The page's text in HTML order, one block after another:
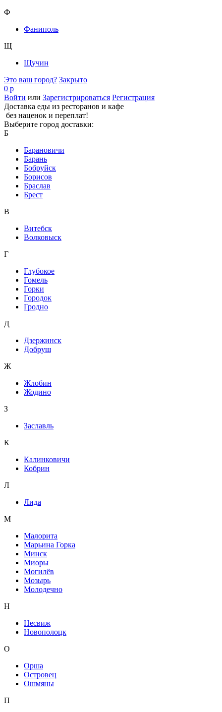
Ф
Фаниполь
Щ
Щучин
Это ваш город? Закрыто
0 р
Войти или Зарегистрироваться Регистрация
Доставка еды из ресторанов и кафе
без наценок и переплат!
Выберите город доставки:
Б
Барановичи
Барань
Бобруйск
Борисов
Браслав
Брест
В
Витебск
Волковыск
Г
Глубокое
Гомель
Горки
Городок
Гродно
Д
Дзержинск
Добруш
Ж
Жлобин
Жодино
З
Заславль
К
Калинковичи
Кобрин
Л
Лида
М
Малорита
Марьина Горка
Минск
Миоры
Могилёв
Мозырь
Молодечно
Н
Несвиж
Новополоцк
О
Орша
Островец
Ошмяны
П